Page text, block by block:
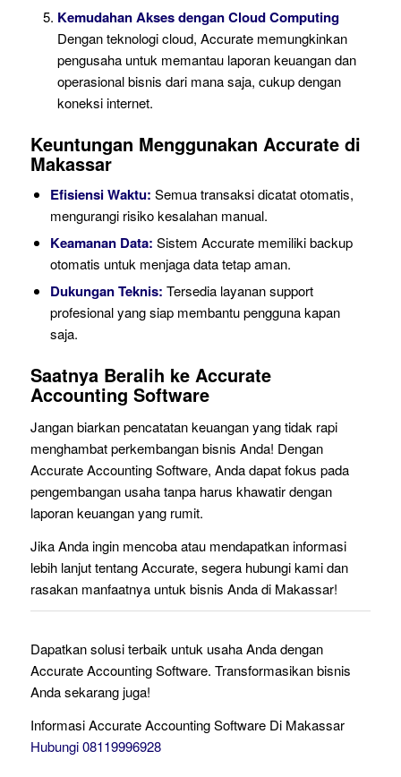
Kemudahan Akses dengan Cloud Computing
Dengan teknologi cloud, Accurate memungkinkan
pengusaha untuk memantau laporan keuangan dan
operasional bisnis dari mana saja, cukup dengan
koneksi internet.
Keuntungan Menggunakan Accurate di
Makassar
Efisiensi Waktu: Semua transaksi dicatat otomatis,
mengurangi risiko kesalahan manual.
Keamanan Data: Sistem Accurate memiliki backup
otomatis untuk menjaga data tetap aman.
Dukungan Teknis: Tersedia layanan support
profesional yang siap membantu pengguna kapan
saja.
Saatnya Beralih ke Accurate
Accounting Software
Jangan biarkan pencatatan keuangan yang tidak rapi
menghambat perkembangan bisnis Anda! Dengan
Accurate Accounting Software, Anda dapat fokus pada
pengembangan usaha tanpa harus khawatir dengan
laporan keuangan yang rumit.
Jika Anda ingin mencoba atau mendapatkan informasi
lebih lanjut tentang Accurate, segera hubungi kami dan
rasakan manfaatnya untuk bisnis Anda di Makassar!
Dapatkan solusi terbaik untuk usaha Anda dengan
Accurate Accounting Software. Transformasikan bisnis
Anda sekarang juga!
Informasi Accurate Accounting Software Di Makassar
Hubungi 08119996928